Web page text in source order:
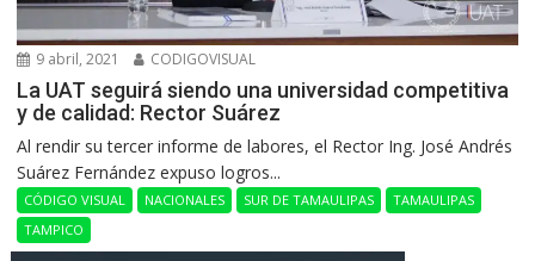
9 abril, 2021 CODIGOVISUAL
La UAT seguirá siendo una universidad competitiva
y de calidad: Rector Suárez
Al rendir su tercer informe de labores, el Rector Ing. José Andrés
Suárez Fernández expuso logros...
CÓDIGO VISUAL NACIONALES SUR DE TAMAULIPAS
TAMAULIPAS
TAMPICO